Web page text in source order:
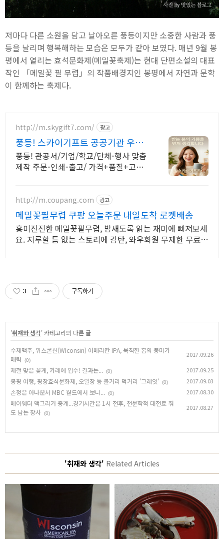
저마다 다른 소원을 담고 날아오른 풍등이지만 소중한 사람과 풍
등을 날리며 행복해하는 모습은 모두가 같아 보였다. 매년 9월 봉
평에서 열리는 효석문화제(메밀꽃축제)는 현대 단편소설의 대표
작인 「메밀꽃 필 무렵」의 작품배경지인 봉평에서 자연과 문학
이 함께하는 축제다.
http://m.skygift7.com/ 광고
풍등! 스카이기프트 공공기관 우선
구매 대상기업
풍등! 관공서/기업/학교/단체-행사 맞춤
제작 주문-인쇄-출고/ 가격+품질+고객
http://m.coupang.com 광고
메밀꽃필무렵 쿠팡 오늘주문 내일도착 로켓배송
흥미진진한 메밀꽃필무렵, 밤새도록 읽는 재미에 빠져보세
요. 지루할 틈 없는 스토리에 감탄, 와우회원 무제한 무료배
3 구독하기
'취재와 생각' 카테고리의 다른 글
수제맥주, 위스콘신(WIconsin) 아메리칸 IPA, 묵직한 홉의 풍미가
매력
(0)
2017.09.26
제철 맞은 꽃게, 카레에 입수! 결과는... (0) 2017.09.25
봉평 여행, 평창효석문화제, 오일장 등 볼거리 먹거리 '그레잇' (0) 2017.09.03
손정은 아나운서 MBC 월드에서 보니... (0) 2017.08.30
메이웨더 맥그리거 중계...경기시간은 1시 전후, 천문학적 대전료 줘
도 남는 장사 (0)
2017.08.27
'취재와 생각' Related Articles